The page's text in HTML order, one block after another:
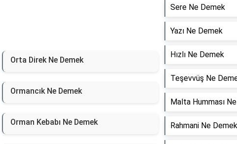
Orta Direk Ne Demek
Ormancık Ne Demek
Orman Kebabı Ne Demek
Sere Ne Demek
Yazı Ne Demek
Hızlı Ne Demek
Teşevvüş Ne
Malta Humması
Rahmani Ne Demek